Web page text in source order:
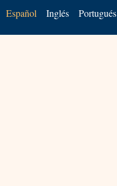
Español Inglés Portugués